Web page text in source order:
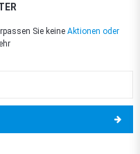
Sie keine Aktionen oder